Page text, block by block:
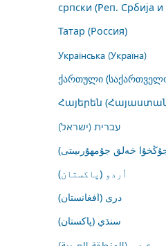
српски (Реп. Србија
Татар (Россия)
Українська (Україна)
ქართული
Հայերեն
עברית (ישראל)
خەلق جۇمھۇرىيىتى)
اُردو (پاکستان)
درى (افغانستان)
سنڌي (پاکستان)